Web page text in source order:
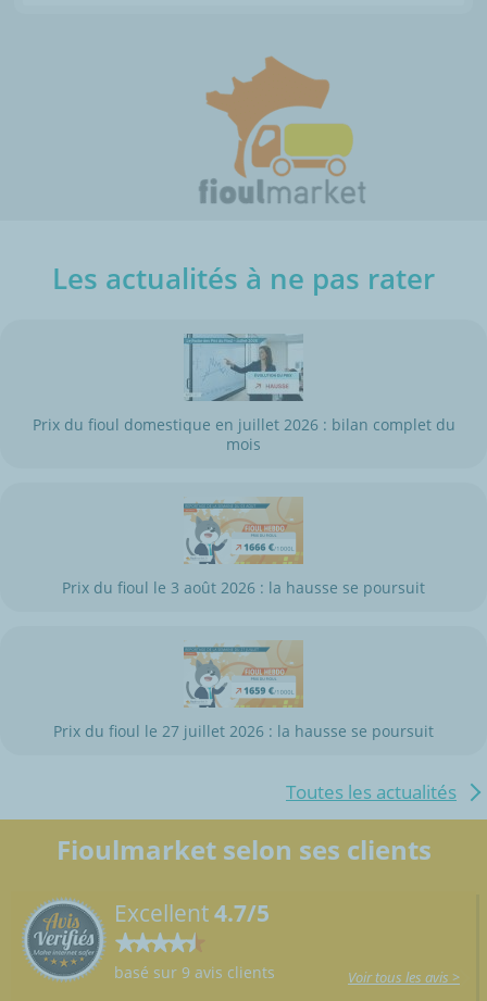
Les actualités à ne pas rater
Prix du fioul domestique en juillet 2026 : bilan complet du
mois
Prix du fioul le 3 août 2026 : la hausse se poursuit
Prix du fioul le 27 juillet 2026 : la hausse se poursuit
Toutes les actualités
Fioulmarket selon ses clients
Excellent4.7/5
basé sur 9 avis clients Voir tous les avis >